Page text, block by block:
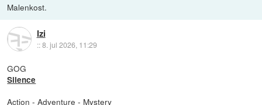
Malenkost.
Izi
::8. jul 2026, 11:29
GOG
Silence
Action - Adventure - Mystery